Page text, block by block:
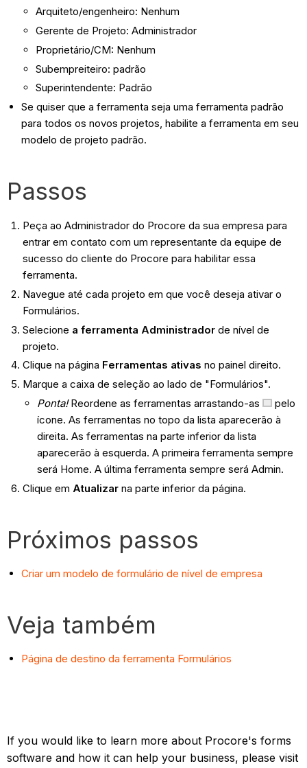
Arquiteto/engenheiro: Nenhum
Gerente de Projeto: Administrador
Proprietário/CM: Nenhum
Subempreiteiro: padrão
Superintendente: Padrão
Se quiser que a ferramenta seja uma ferramenta padrão
para todos os novos projetos, habilite a ferramenta em seu
modelo de projeto padrão.
Passos
Peça ao Administrador do Procore da sua empresa para
entrar em contato com um representante da equipe de
sucesso do cliente do Procore para habilitar essa
ferramenta.
Navegue até cada projeto em que você deseja ativar o
Formulários.
Selecione a ferramenta Administradorde nível de
projeto.
Clique na página Ferramentas ativas no painel direito.
Marque a caixa de seleção ao lado de "Formulários".
Ponta!Reordene as ferramentas arrastando-as
pelo
ícone. As ferramentas no topo da lista aparecerão à
direita. As ferramentas na parte inferior da lista
aparecerão à esquerda. A primeira ferramenta sempre
será Home. A última ferramenta sempre será Admin.
Clique em Atualizarna parte inferior da página.
Próximos passos
Criar um modelo de formulário de nível de empresa
Veja também
Página de destino da ferramenta Formulários
If you would like to learn more about Procore's forms
software and how it can help your business, please visit